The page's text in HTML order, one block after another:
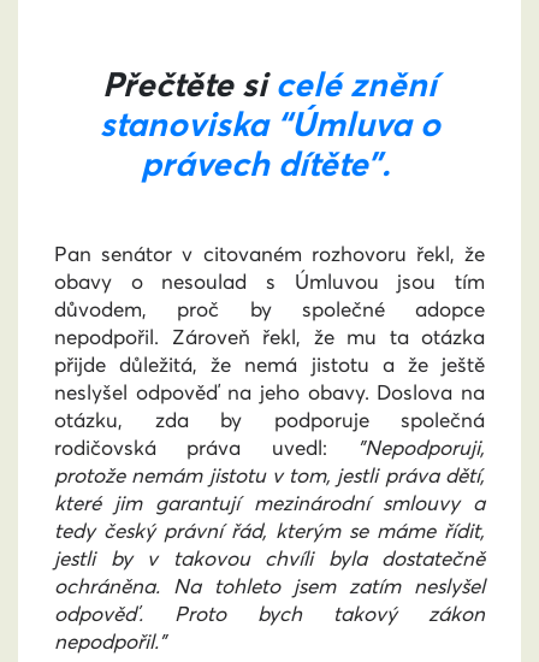
Přečtěte sicelé znění
stanoviska “Úmluva o
právech dítěte”.
Pan senátor v citovaném rozhovoru řekl, že
obavy o nesoulad s Úmluvou jsou tím
důvodem, proč by společné adopce
nepodpořil. Zároveň řekl, že mu ta otázka
přijde důležitá, že nemá jistotu a že ještě
neslyšel odpověď na jeho obavy. Doslova na
otázku, zda by podporuje společná
rodičovská práva uvedl: "Nepodporuji,
protože nemám jistotu v tom, jestli práva dětí,
které jim garantují mezinárodní smlouvy a
tedy český právní řád, kterým se máme řídit,
jestli by v takovou chvíli byla dostatečně
ochráněna. Na tohleto jsem zatím neslyšel
odpověď. Proto bych takový zákon
nepodpořil."